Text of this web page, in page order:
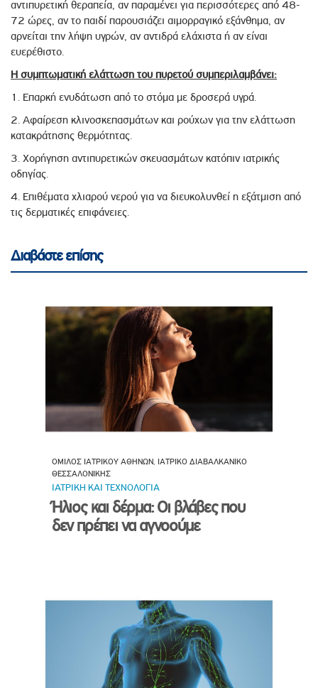
αντιπυρετική θεραπεία, αν παραμένει για περισσότερες από 48-
72 ώρες, αν το παιδί παρουσιάζει αιμορραγικό εξάνθημα, αν
αρνείται την λήψη υγρών, αν αντιδρά ελάχιστα ή αν είναι
ευερέθιστο.
Η συμπτωματική ελάττωση του πυρετού συμπεριλαμβάνει:
1. Επαρκή ενυδάτωση από το στόμα με δροσερά υγρά.
2. Αφαίρεση κλινοσκεπασμάτων και ρούχων για την ελάττωση
κατακράτησης θερμότητας.
3. Χορήγηση αντιπυρετικών σκευασμάτων κατόπιν ιατρικής
οδηγίας.
4. Επιθέματα χλιαρού νερού για να διευκολυνθεί η εξάτμιση από
τις δερματικές επιφάνειες.
Διαβάστε επίσης
ΟΜΙΛΟΣ ΙΑΤΡΙΚΟΥ ΑΘΗΝΩΝ, ΙΑΤΡΙΚΟ ΔΙΑΒΑΛΚΑΝΙΚΟ
ΘΕΣΣΑΛΟΝΙΚΗΣ
ΙΑΤΡΙΚΗ ΚΑΙ ΤΕΧΝΟΛΟΓΙΑ
Ήλιος και δέρμα: Οι βλάβες που
δεν πρέπει να αγνοούμε